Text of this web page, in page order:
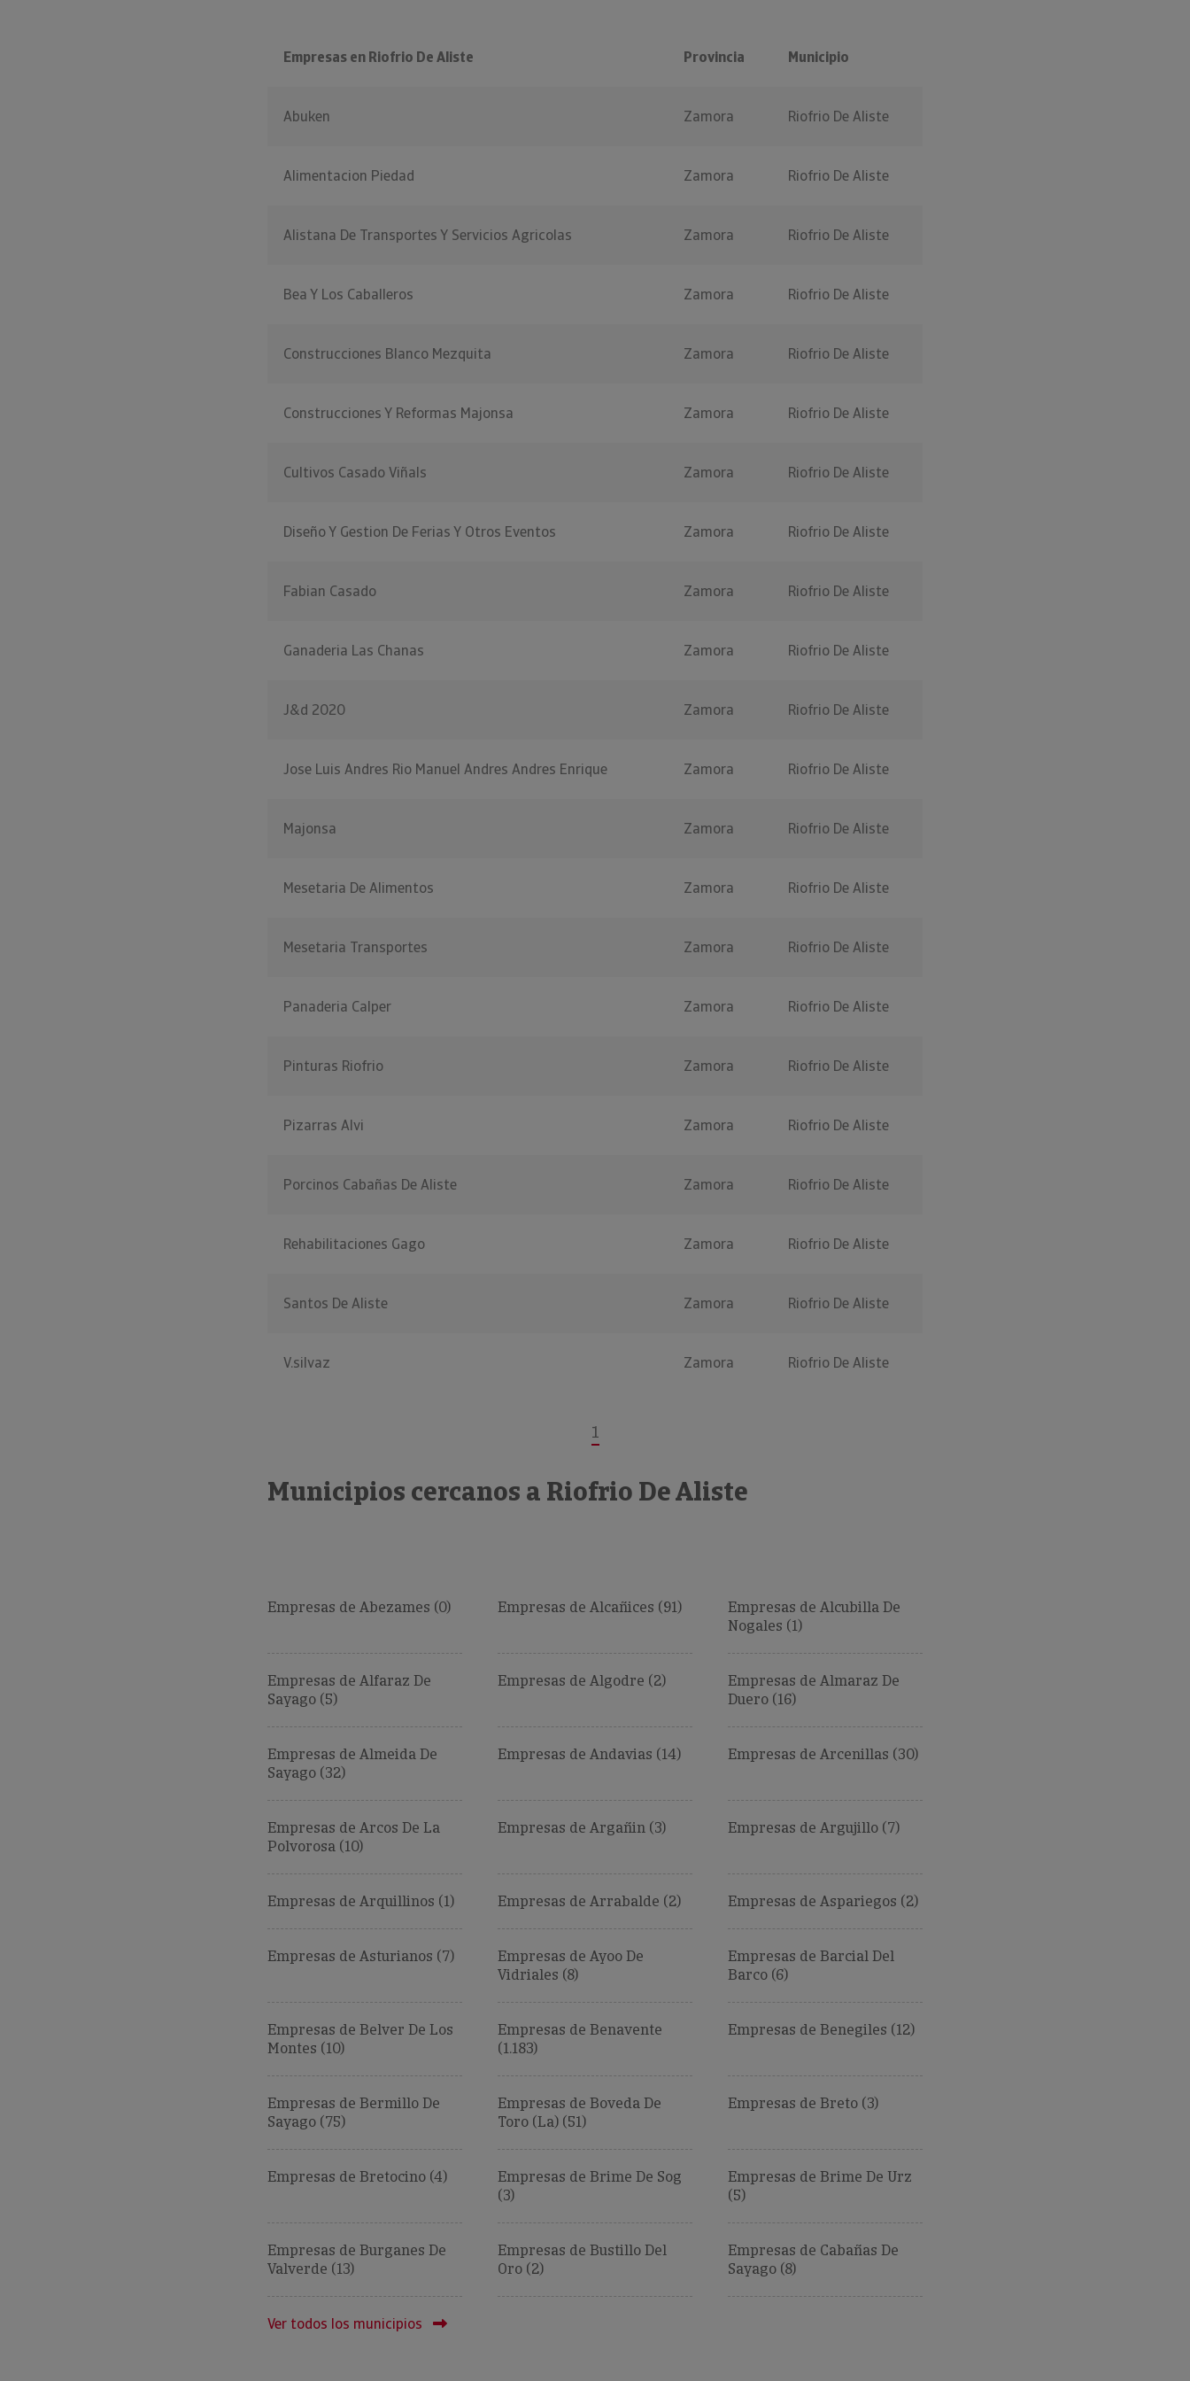
Empresas en Riofrio De Aliste Provincia Municipio
Abuken Zamora Riofrio De Aliste
Alimentacion Piedad Zamora Riofrio De Aliste
Alistana De Transportes Y Servicios Agricolas Zamora Riofrio De Aliste
Bea Y Los Caballeros Zamora Riofrio De Aliste
Construcciones Blanco Mezquita Zamora Riofrio De Aliste
Construcciones Y Reformas Majonsa Zamora Riofrio De Aliste
Cultivos Casado Viñals Zamora Riofrio De Aliste
Diseño Y Gestion De Ferias Y Otros Eventos Zamora Riofrio De Aliste
Fabian Casado Zamora Riofrio De Aliste
Ganaderia Las Chanas Zamora Riofrio De Aliste
J&d 2020 Zamora Riofrio De Aliste
Jose Luis Andres Rio Manuel Andres Andres Enrique Zamora Riofrio De Aliste
Majonsa Zamora Riofrio De Aliste
Mesetaria De Alimentos Zamora Riofrio De Aliste
Mesetaria Transportes Zamora Riofrio De Aliste
Panaderia Calper Zamora Riofrio De Aliste
Pinturas Riofrio Zamora Riofrio De Aliste
Pizarras Alvi Zamora Riofrio De Aliste
Porcinos Cabañas De Aliste Zamora Riofrio De Aliste
Rehabilitaciones Gago Zamora Riofrio De Aliste
Santos De Aliste Zamora Riofrio De Aliste
V.silvaz Zamora Riofrio De Aliste
1
Municipios cercanos a Riofrio De Aliste
Empresas de Abezames (0) Empresas de Alcañices (91)
Empresas de Alcubilla De
Nogales (1)
Empresas de Alfaraz De
Sayago (5)
Empresas de Algodre (2)
Empresas de Almaraz De
Duero (16)
Empresas de Almeida De
Sayago (32)
Empresas de Andavias (14) Empresas de Arcenillas (30)
Empresas de Arcos De La
Polvorosa (10)
Empresas de Argañin (3) Empresas de Argujillo (7)
Empresas de Arquillinos (1) Empresas de Arrabalde (2) Empresas de Aspariegos (2)
Empresas de Asturianos (7)
Empresas de Ayoo De
Vidriales (8)
Empresas de Barcial Del
Barco (6)
Empresas de Belver De Los
Montes (10)
Empresas de Benavente
(1.183)
Empresas de Benegiles (12)
Empresas de Bermillo De
Sayago (75)
Empresas de Boveda De
Toro (La) (51)
Empresas de Breto (3)
Empresas de Bretocino (4)
Empresas de Brime De Sog
(3)
Empresas de Brime De Urz
(5)
Empresas de Burganes De
Valverde (13)
Empresas de Bustillo Del
Oro (2)
Empresas de Cabañas De
Sayago (8)
Ver todos los municipios